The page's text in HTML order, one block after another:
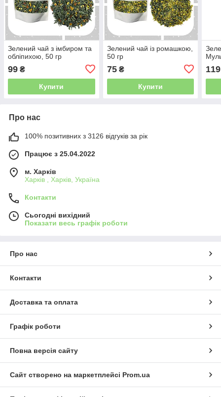
Зелений чай з імбиром та
обліпихою, 50 гр
99 ₴
Купити
Зелений чай із ромашкою,
50 гр
75₴
Купити
119
Про нас
100% позитивних з 3126 відгуків за рік
Працює з 25.04.2022
м. Харків
Харків , Харків, Україна
Контакти
Сьогодні вихідний
Показати весь графік роботи
Про нас
Контакти
Доставка та оплата
Графік роботи
Повна версія сайту
Сайт створено на маркетплейсі Prom.ua